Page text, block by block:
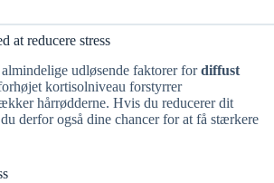
at reducere stress
almindelige udløsende faktorer fordiffust
kortisolniveau forstyrrer
hårrødderne. Hvis du reducerer dit
derfor også dine chancer for at få stærkere